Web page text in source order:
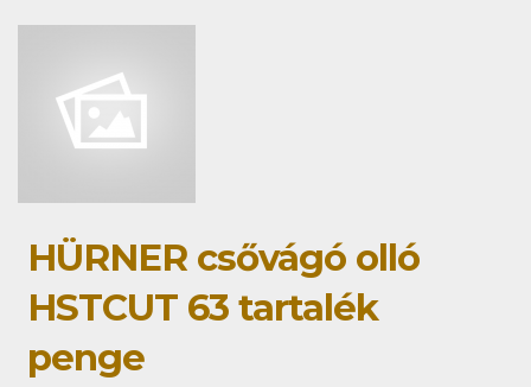
HÜRNER csővágó olló
HSTCUT 63 tartalék
penge